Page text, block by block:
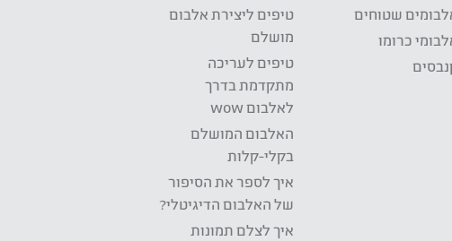
שטוחים
כרומו
טיפים ליצירת אלבום
מושלם
טיפים לעריכה
מתקדמת בדרך
לאלבום wow
האלבום המושלם
בקלי-קלות
איך לספר את הסיפור
של האלבום הדיגיטלי?
איך לצלם תמונות